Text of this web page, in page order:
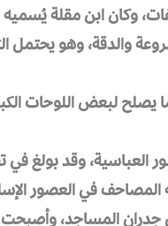
وكان ابن مقلة يُسميه
والدقة، وهو يحتمل
يصلح لبعض اللوحات
وقد بولغ في
المصاحف في العصور
المساجد،